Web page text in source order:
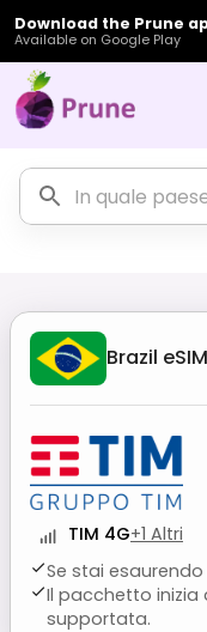
Download the Prune
Available on Google Play
Brazil eSIM
TIM 4G+1 Altri
Se stai
Il pacchetto
supportata.